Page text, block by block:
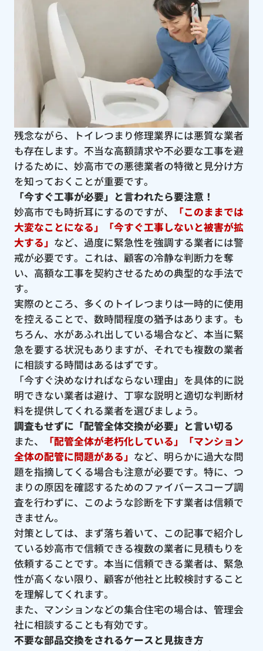
残念ながら、トイレつまり修理業界には悪質な業者
も存在します。不当な高額請求や不必要な工事を避
けるために、妙高市での悪徳業者の特徴と見分け方
を知っておくことが重要です。
「今すぐ工事が必要」と言われたら要注意！
妙高市でも時折耳にするのですが、
「このままでは
大変なことになる」「今すぐ工事しないと被害が拡
大する」 など、過度に緊急性を強調する業者には警
戒が必要です。これは、顧客の冷静な判断力を奪
い、高額な工事を契約させるための典型的な手法で
す。
実際のところ、多くのトイレつまりは一時的に使用
を控えることで、数時間程度の猶予はあります。も
ちろん、水があふれ出している場合など、本当に緊
急を要する状況もありますが、それでも複数の業者
に相談する時間はあるはずです。
「今すぐ決めなければならない理由」を具体的に説
明できない業者は避け、丁寧な説明と適切な判断材
料を提供してくれる業者を選びましょう。
調査もせずに「配管全体交換が必要」と言い切る
また、
「配管全体が老朽化している」「マンション
全体の配管に問題がある」 など、明らかに過大な問
題を指摘してくる場合も注意が必要です。特に、つ
まりの原因を確認するためのファイバースコープ調
査を行わずに、このような診断を下す業者は信頼で
きません。
対策としては、まず落ち着いて、この記事で紹介し
ている妙高市で信頼できる複数の業者に見積もりを
依頼することです。本当に信頼できる業者は、緊急
性が高くない限り、顧客が他社と比較検討すること
を理解してくれます。
また、マンションなどの集合住宅の場合は、管理会
社に相談することも有効です。
不要な部品交換をされるケースと見抜き方